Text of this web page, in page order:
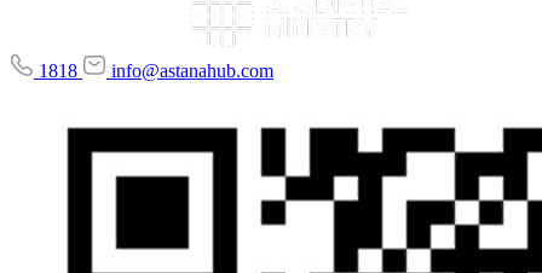
1818 info@astanahub.com